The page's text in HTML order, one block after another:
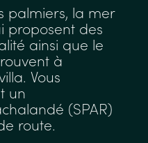
palmiers, la mer
proposent des
ainsi que le
à
Vous
un
(SPAR)
route.